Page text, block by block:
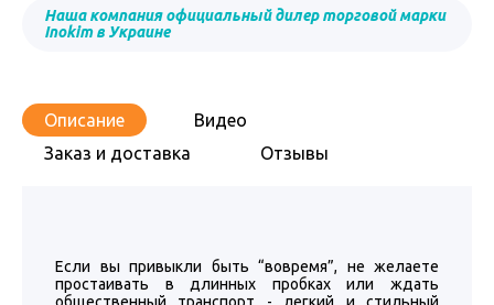
Наша компания официальный дилер торговой марки
Inokim в Украине
Описание
Видео
Заказ и доставка
Отзывы
Если вы привыкли быть “вовремя”, не желаете
простаивать в длинных пробках или ждать